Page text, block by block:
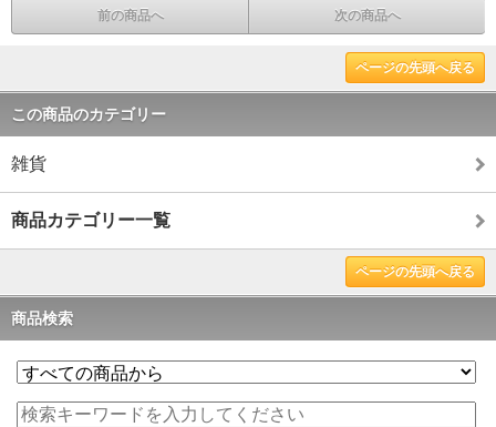
前の商品へ 次の商品へ
ページの先頭へ戻る
この商品のカテゴリー
雑貨
商品カテゴリー一覧
ページの先頭へ戻る
商品検索